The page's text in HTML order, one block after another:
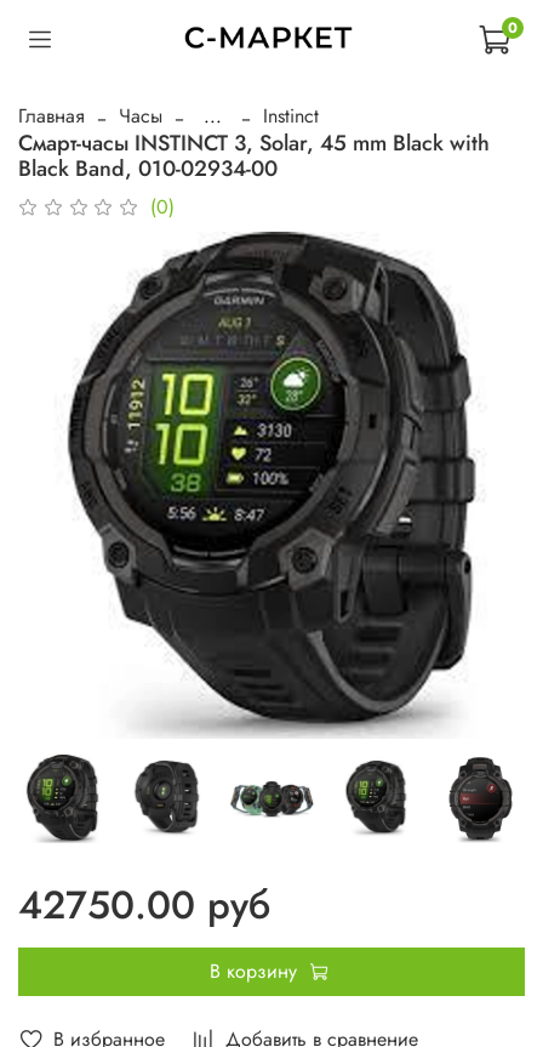
0
Главная Часы ... Instinct
Смарт-часы INSTINCT 3, Solar, 45 mm Black with
Black Band, 010-02934-00
(0)
В избранное Добавить в сравнение
42750.00 руб
В корзину